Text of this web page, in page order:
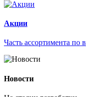
Акции
Часть ассортимента
Новости